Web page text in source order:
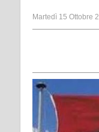
Martedì 15 Ottobre